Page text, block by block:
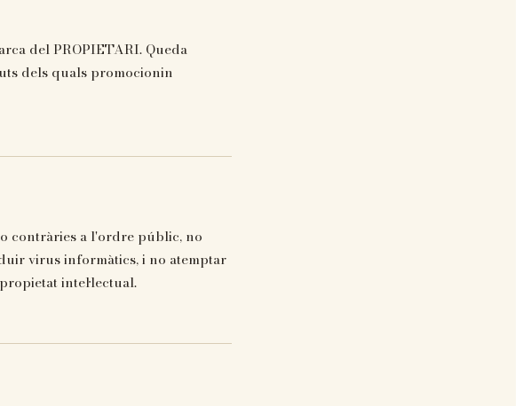
del PROPIETARI. Queda
dels quals promocionin
contràries a l'ordre públic, no
virus informàtics, i no atemptar
intel·lectual.